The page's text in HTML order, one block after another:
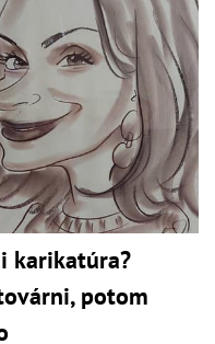
karikatúra?
potom